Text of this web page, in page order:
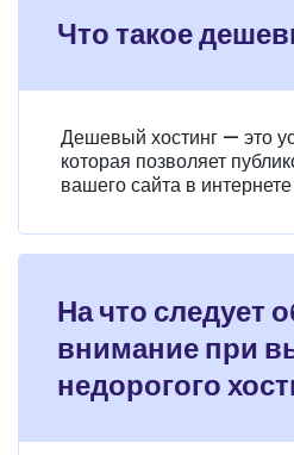
Что такое
Дешевый хостинг — это
которая позволяет
вашего сайта в
На что следует
внимание при
недорогого